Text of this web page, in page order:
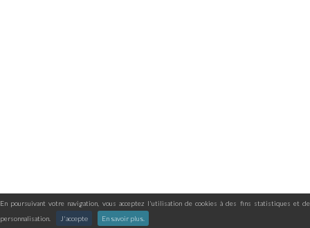
En poursuivant votre navigation, vous acceptez l'utilisation de cookies à des fins statistiques et de
personnalisation.
J'accepte En savoir plus.